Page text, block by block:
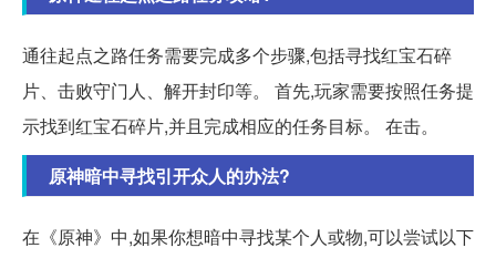
通往起点之路任务需要完成多个步骤,包括寻找红宝石碎
片、击败守门人、解开封印等。 首先,玩家需要按照任务提
示找到红宝石碎片,并且完成相应的任务目标。 在击。
原神暗中寻找引开众人的办法?
在《原神》中,如果你想暗中寻找某个人或物,可以尝试以下